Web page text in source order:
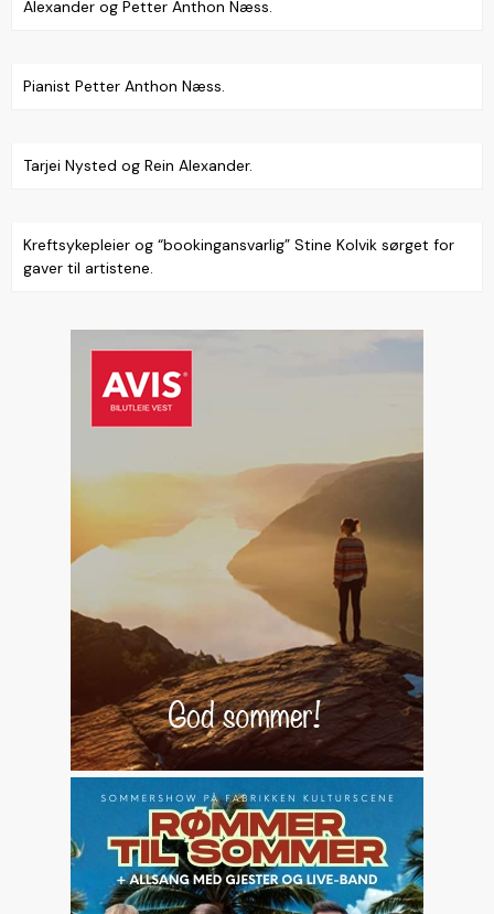
Alexander og Petter Anthon Næss.
Pianist Petter Anthon Næss.
Tarjei Nysted og Rein Alexander.
Kreftsykepleier og “bookingansvarlig” Stine Kolvik sørget for
gaver til artistene.